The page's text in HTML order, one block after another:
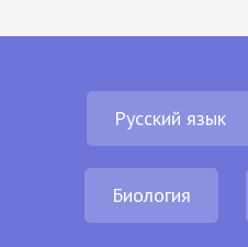
Русский язык
Биология